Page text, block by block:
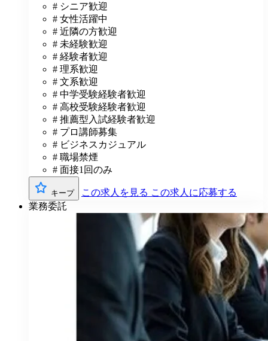
# シニア歓迎
# 女性活躍中
# 近隣の方歓迎
# 未経験歓迎
# 経験者歓迎
# 理系歓迎
# 文系歓迎
# 中学受験経験者歓迎
# 高校受験経験者歓迎
# 推薦型入試経験者歓迎
# プロ講師募集
# ビジネスカジュアル
# 職場禁煙
# 面接1回のみ
キープ この求人を見る この求人に応募する
業務委託